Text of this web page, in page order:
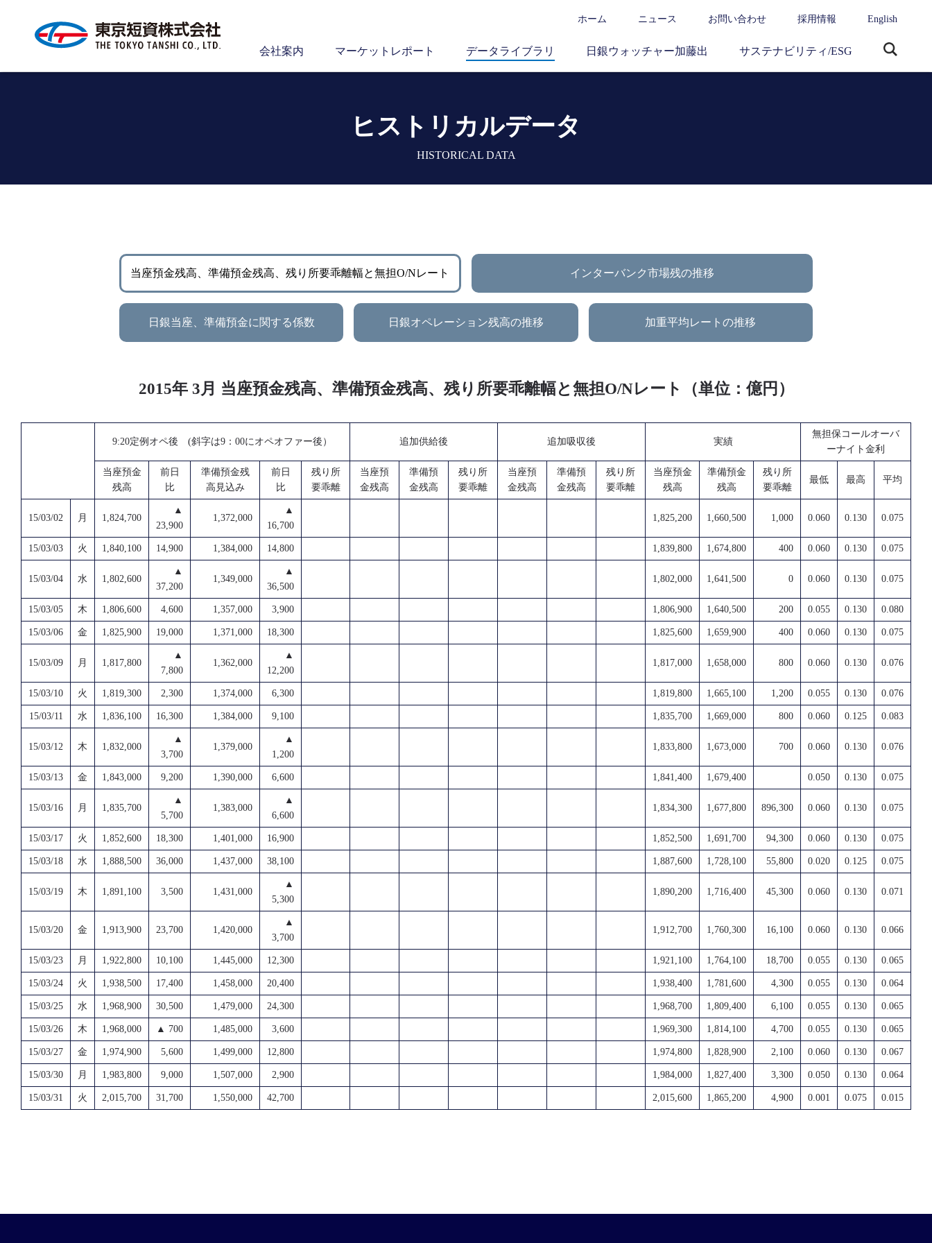
ホーム ニュース お問い合わせ 採用情報 English
会社案内 マーケットレポート データライブラリ 日銀ウォッチャー加藤出 サステナビリティ/ESG
ヒストリカルデータ
HISTORICAL DATA
当座預金残高、準備預金残高、残り所要乖離幅と無担O/Nレート インターバンク市場残の推移
日銀当座、準備預金に関する係数 日銀オペレーション残高の推移 加重平均レートの推移
2015年 3月 当座預金残高、準備預金残高、残り所要乖離幅と無担O/Nレート（単位：億円）
9:20定例オペ後 (斜字は9：00にオペオファー後） 追加供給後 追加吸収後 実績
無担保コールオーバ
ーナイト金利
当座預金
残高
前日
比
準備預金残
高見込み
前日
比
残り所
要乖離
当座預
金残高
準備預
金残高
残り所
要乖離
当座預
金残高
準備預
金残高
残り所
要乖離
当座預金
残高
準備預金
残高
残り所
要乖離
最低 最高 平均
15/03/02 月 1,824,700
▲
23,900
1,372,000
▲
16,700
1,825,200 1,660,500 1,000 0.060 0.130 0.075
15/03/03 火 1,840,100 14,900 1,384,000 14,800 1,839,800 1,674,800 400 0.060 0.130 0.075
15/03/04 水 1,802,600
▲
37,200
1,349,000
▲
36,500
1,802,000 1,641,500 0 0.060 0.130 0.075
15/03/05 木 1,806,600 4,600 1,357,000 3,900 1,806,900 1,640,500 200 0.055 0.130 0.080
15/03/06 金 1,825,900 19,000 1,371,000 18,300 1,825,600 1,659,900 400 0.060 0.130 0.075
15/03/09 月 1,817,800
▲
7,800
1,362,000
▲
12,200
1,817,000 1,658,000 800 0.060 0.130 0.076
15/03/10 火 1,819,300 2,300 1,374,000 6,300 1,819,800 1,665,100 1,200 0.055 0.130 0.076
15/03/11 水 1,836,100 16,300 1,384,000 9,100 1,835,700 1,669,000 800 0.060 0.125 0.083
15/03/12 木 1,832,000
▲
3,700
1,379,000
▲
1,200
1,833,800 1,673,000 700 0.060 0.130 0.076
15/03/13 金 1,843,000 9,200 1,390,000 6,600 1,841,400 1,679,400 0.050 0.130 0.075
15/03/16 月 1,835,700
▲
5,700
1,383,000
▲
6,600
1,834,300 1,677,800 896,300 0.060 0.130 0.075
15/03/17 火 1,852,600 18,300 1,401,000 16,900 1,852,500 1,691,700 94,300 0.060 0.130 0.075
15/03/18 水 1,888,500 36,000 1,437,000 38,100 1,887,600 1,728,100 55,800 0.020 0.125 0.075
15/03/19 木 1,891,100 3,500 1,431,000
▲
5,300
1,890,200 1,716,400 45,300 0.060 0.130 0.071
15/03/20 金 1,913,900 23,700 1,420,000
▲
3,700
1,912,700 1,760,300 16,100 0.060 0.130 0.066
15/03/23 月 1,922,800 10,100 1,445,000 12,300 1,921,100 1,764,100 18,700 0.055 0.130 0.065
15/03/24 火 1,938,500 17,400 1,458,000 20,400 1,938,400 1,781,600 4,300 0.055 0.130 0.064
15/03/25 水 1,968,900 30,500 1,479,000 24,300 1,968,700 1,809,400 6,100 0.055 0.130 0.065
15/03/26 木 1,968,000 ▲ 700 1,485,000 3,600 1,969,300 1,814,100 4,700 0.055 0.130 0.065
15/03/27 金 1,974,900 5,600 1,499,000 12,800 1,974,800 1,828,900 2,100 0.060 0.130 0.067
15/03/30 月 1,983,800 9,000 1,507,000 2,900 1,984,000 1,827,400 3,300 0.050 0.130 0.064
15/03/31 火 2,015,700 31,700 1,550,000 42,700 2,015,600 1,865,200 4,900 0.001 0.075 0.015